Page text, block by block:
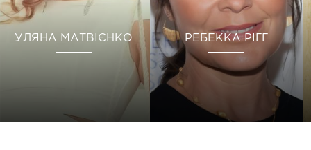
УЛЯНА МАТВІЄНКО РЕБЕККА РІГГ